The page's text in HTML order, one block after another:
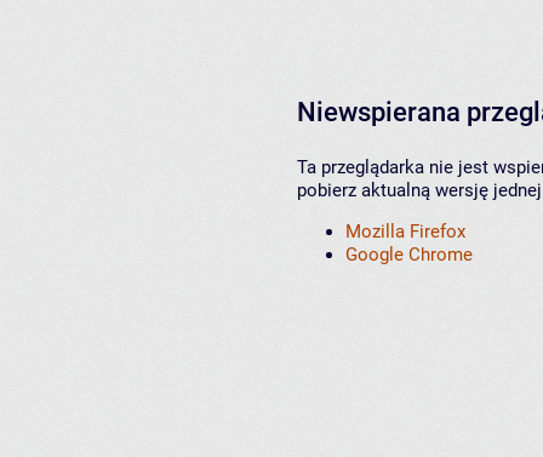
Niewspierana
Ta przeglądarka nie jest
pobierz aktualną wersję
Mozilla Firefox
Google Chrome